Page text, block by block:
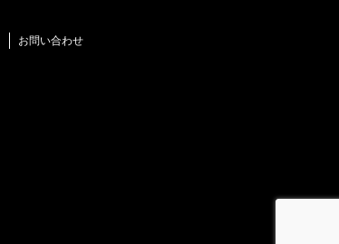
お問い合わせ